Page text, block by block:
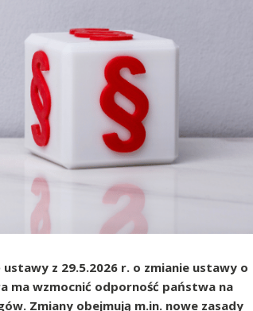
z 29.5.2026 r. o zmianie ustawy o
ma wzmocnić odporność państwa na
Zmiany obejmują m.in. nowe zasady